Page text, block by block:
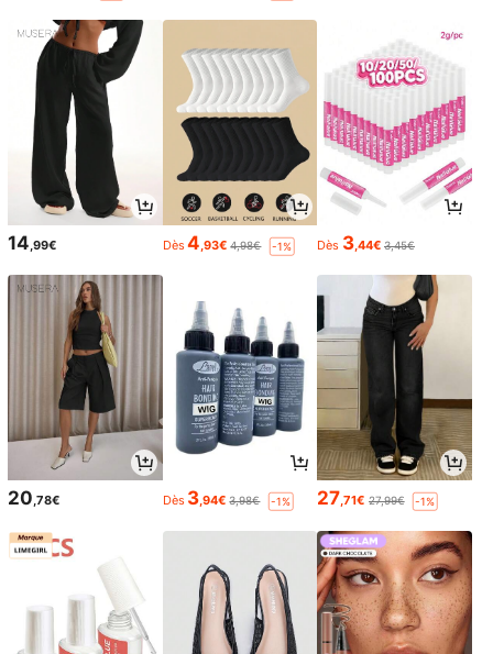
14,99€ Dès4,93€ 4,98€ -1% Dès 3,44€ 3,45€
20,78€ Dès 3,94€ 3,98€ -1% 27,71€ 27,99€ -1%